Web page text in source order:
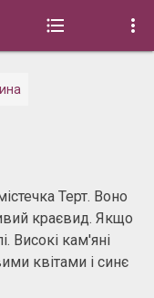
 
Терт. Воно
краєвид. Якщо
Високі кам'яні
квітами і синє